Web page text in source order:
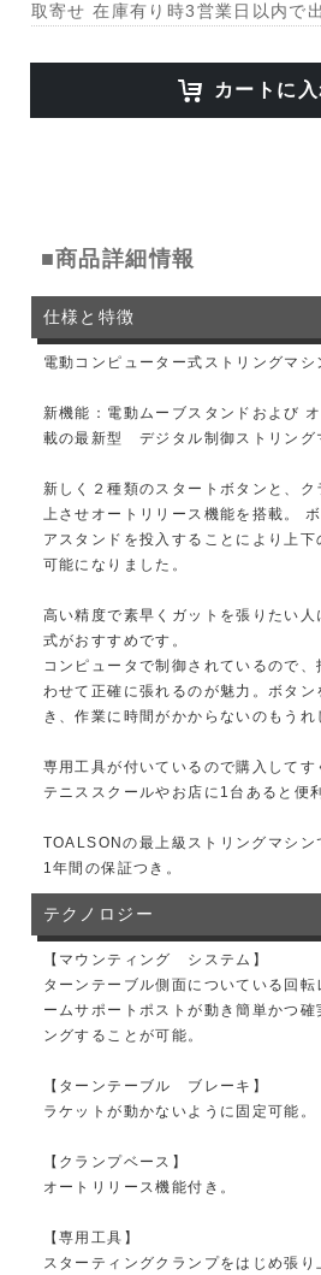
取寄せ 在庫有り時3営業日以内で
カートに入
■商品詳細情報
仕様と特徴
電動コンピューター式ストリングマシ
新機能：電動ムーブスタンドおよび
載の最新型 デジタル制御ストリング
新しく２種類のスタートボタンと、ク
上させオートリリース機能を搭載。
アスタンドを投入することにより上
可能になりました。
高い精度で素早くガットを張りたい人
式がおすすめです。
コンピュータで制御されているので
わせて正確に張れるのが魅力。ボタ
き、作業に時間がかからないのもうれ
専用工具が付いているので購入してす
テニススクールやお店に1台あると便
TOALSONの最上級ストリングマシン
1年間の保証つき。
テクノロジー
【マウンティング システム】
ターンテーブル側面についている回
ームサポートポストが動き簡単かつ
ングすることが可能。
【ターンテーブル ブレーキ】
ラケットが動かないように固定可能。
【クランプベース】
オートリリース機能付き。
【専用工具】
スターティングクランプをはじめ張